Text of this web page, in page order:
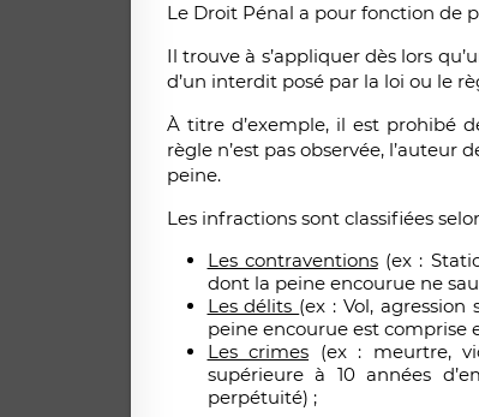
Le Droit Pénal a pour fonction de
Il trouve à s’appliquer dès lors
d’un interdit posé par la loi ou le
À titre d’exemple, il est prohibé
règle n’est pas observée,
peine.
Les infractions sont classifiées
Les contraventions(ex :
dont la peine encourue ne
Les délits (ex : Vol,
peine encourue est comprise
Les crimes (ex : meurtre,
supérieure à 10 années
perpétuité) ;